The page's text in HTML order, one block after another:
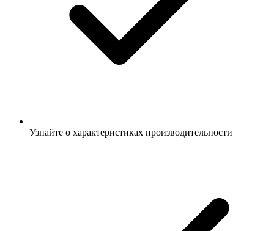
Узнайте о характеристиках производительности